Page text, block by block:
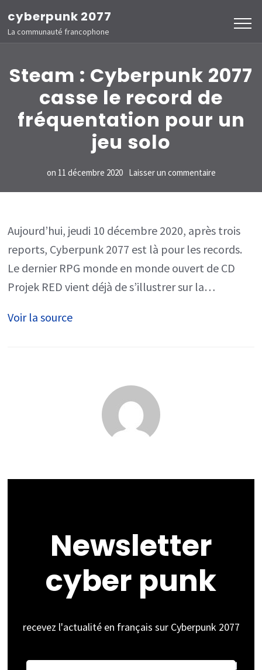
au
contenu
Entrée)
cyberpunk 2077
La communauté francophone
Steam : Cyberpunk 2077
casse le record de
fréquentation pour un
jeu solo
on 11 décembre 2020 Laisser un commentairesur
Steam
Cyberpunk
2077
casse
Aujourd’hui, jeudi 10 décembre 2020, après trois
reports, Cyberpunk 2077 est là pour les records.
Le dernier RPG monde en monde ouvert de CD
Projek RED vient déjà de s’illustrer sur la…
Voir la source
Newsletter
cyber punk
recevez l'actualité en français sur Cyberpunk 2077